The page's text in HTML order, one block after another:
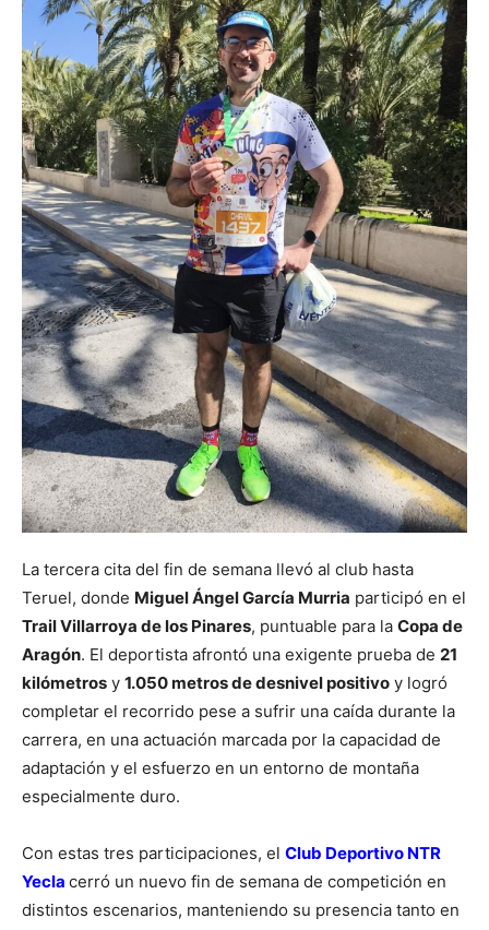
La tercera cita del fin de semana llevó al club hasta
Teruel, donde Miguel Ángel García Murria participó en el
Trail Villarroya de los Pinares, puntuable para la Copa de
Aragón. El deportista afrontó una exigente prueba de 21
kilómetros y 1.050 metros de desnivel positivo y logró
completar el recorrido pese a sufrir una caída durante la
carrera, en una actuación marcada por la capacidad de
adaptación y el esfuerzo en un entorno de montaña
especialmente duro.
Con estas tres participaciones, el Club Deportivo NTR
Yecla cerró un nuevo fin de semana de competición en
distintos escenarios, manteniendo su presencia tanto en